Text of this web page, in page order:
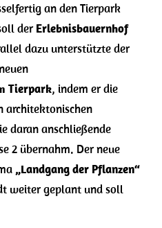
an den Tierpark
derErlebnisbauernhof
dazu unterstützte der
Tierpark, indem er die
architektonischen
daran anschließende
2 übernahm. Der neue
„Landgang der Pflanzen“
weiter geplant und soll